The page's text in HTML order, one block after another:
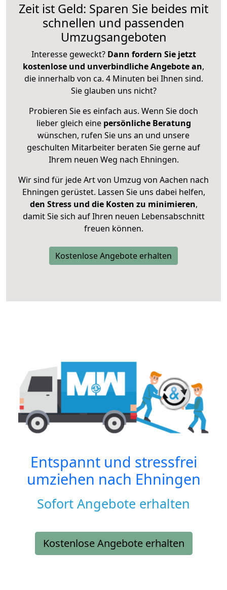
Zeit ist Geld: Sparen Sie beides mit
schnellen und passenden
Umzugsangeboten
Interesse geweckt? Dann fordern Sie jetzt
kostenlose und unverbindliche Angebote an,
die innerhalb von ca. 4 Minuten bei Ihnen sind.
Sie glauben uns nicht?
Probieren Sie es einfach aus. Wenn Sie doch
lieber gleich eine persönliche Beratung
wünschen, rufen Sie uns an und unsere
geschulten Mitarbeiter beraten Sie gerne auf
Ihrem neuen Weg nach Ehningen.
Wir sind für jede Art von Umzug von Aachen nach
Ehningen gerüstet. Lassen Sie uns dabei helfen,
den Stress und die Kosten zu minimieren,
damit Sie sich auf Ihren neuen Lebensabschnitt
freuen können.
Kostenlose Angebote erhalten
Entspannt und stressfrei
umziehen nach Ehningen
Sofort Angebote erhalten
Kostenlose Angebote erhalten